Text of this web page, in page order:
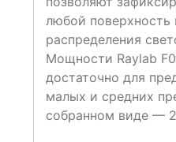
любой поверхность
распределения
Мощности Raylab
достаточно для
малых и средних
собранном виде —